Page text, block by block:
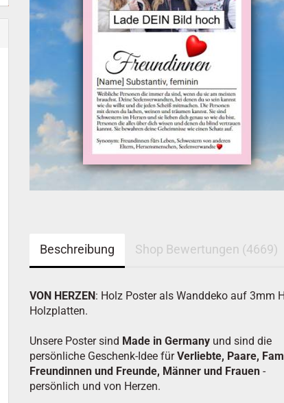
Beschreibung Shop Bewertungen (4669)
VON HERZEN: Holz Poster als Wanddeko auf 3mm
Holzplatten.
Unsere Poster sind Made in Germany und sind die
persönliche Geschenk-Idee fürVerliebte, Paare,
Freundinnen und Freunde, Männer und Frauen -
persönlich und von Herzen.